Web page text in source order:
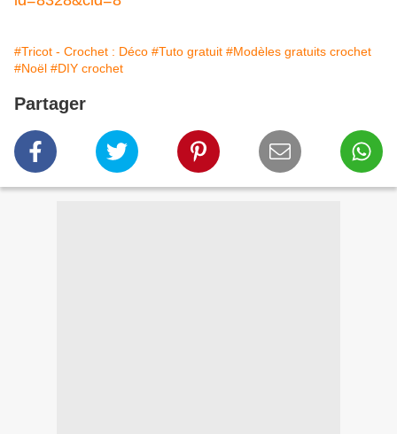
#Tricot - Crochet : Déco #Tuto gratuit #Modèles gratuits crochet
#Noël #DIY crochet
Partager